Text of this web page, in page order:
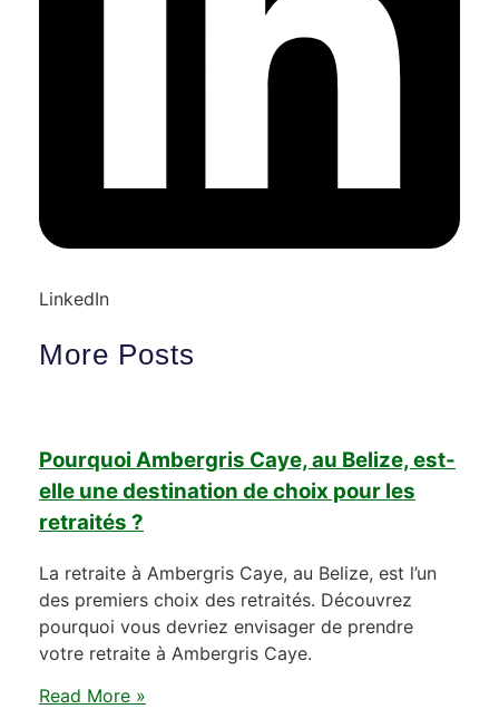
LinkedIn
More Posts
Pourquoi Ambergris Caye, au Belize, est-
elle une destination de choix pour les
retraités ?
La retraite à Ambergris Caye, au Belize, est l’un
des premiers choix des retraités. Découvrez
pourquoi vous devriez envisager de prendre
votre retraite à Ambergris Caye.
Read More »